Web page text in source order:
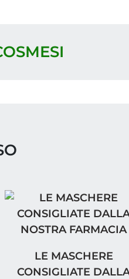
DALLA NOSTRA
LE MASCHERE
LE MASCHERE
CONSIGLIATE